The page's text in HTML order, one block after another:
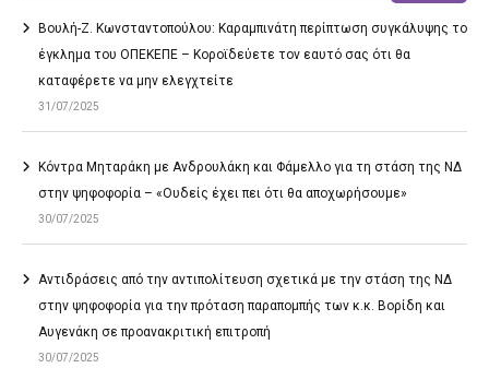
Βουλή-Ζ. Κωνσταντοπούλου: Καραμπινάτη περίπτωση συγκάλυψης το
έγκλημα του ΟΠΕΚΕΠΕ – Κοροϊδεύετε τον εαυτό σας ότι θα
καταφέρετε να μην ελεγχτείτε
31/07/2025
Κόντρα Μηταράκη με Ανδρουλάκη και Φάμελλο για τη στάση της ΝΔ
στην ψηφοφορία – «Ουδείς έχει πει ότι θα αποχωρήσουμε»
30/07/2025
Αντιδράσεις από την αντιπολίτευση σχετικά με την στάση της ΝΔ
στην ψηφοφορία για την πρόταση παραπομπής των κ.κ. Βορίδη και
Αυγενάκη σε προανακριτική επιτροπή
30/07/2025